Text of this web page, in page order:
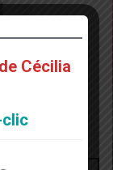
Cécilia
clic